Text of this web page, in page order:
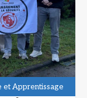
et Apprentissage